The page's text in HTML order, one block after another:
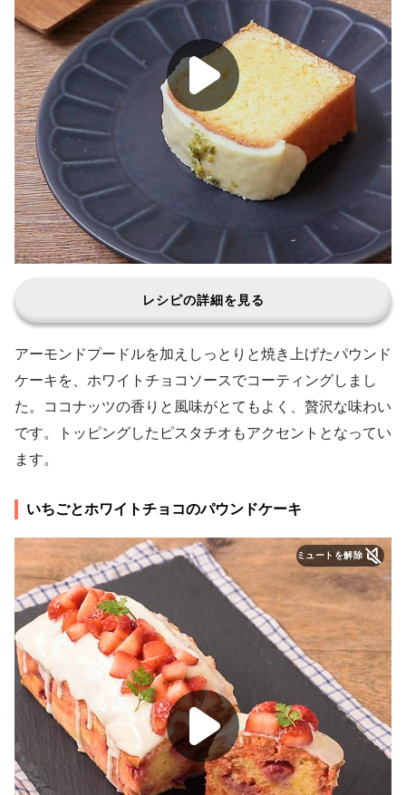
レシピの詳細を見る
アーモンドプードルを加えしっとりと焼き上げたパウンド
ケーキを、ホワイトチョコソースでコーティングしまし
た。ココナッツの香りと風味がとてもよく、贅沢な味わい
です。トッピングしたピスタチオもアクセントとなってい
ます。
いちごとホワイトチョコのパウンドケーキ
ミュートを解除